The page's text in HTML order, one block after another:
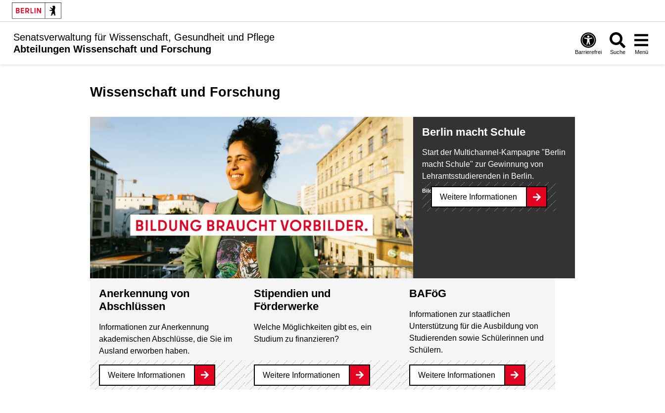
Senatsverwaltung für Wissenschaft, Gesundheit und Pflege
Abteilungen Wissenschaft und Forschung
Barrierefrei Suche Menü
Wissenschaft und Forschung
Berlin macht Schule
Start der Multichannel-Kampagne "Berlin
macht Schule" zur Gewinnung von
Lehramtsstudierenden in Berlin.
Weitere Informationen
Bild:
Anerkennung von
Abschlüssen
Informationen zur Anerkennung
akademischen Abschlüsse, die Sie im
Ausland erworben haben.
Weitere Informationen
Stipendien und
Förderwerke
Welche Möglichkeiten gibt es, ein
Studium zu finanzieren?
Weitere Informationen
BAFöG
Informationen zur staatlichen
Unterstützung für die Ausbildung von
Studierenden sowie Schülerinnen und
Schülern.
Weitere Informationen